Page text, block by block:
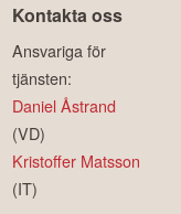
Kontakta oss
Ansvariga för
tjänsten:
Daniel Åstrand
(VD)
Kristoffer Matsson
(IT)